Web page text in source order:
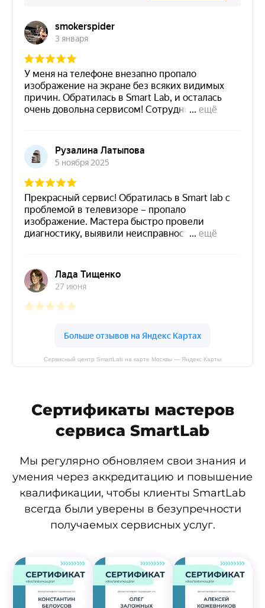
Сервисный центр SmartLab на карте Москвы — Яндекс Карты
Сертификаты мастеров
сервиса SmartLab
Мы регулярно обновляем свои знания и
умения через аккредитацию и повышение
квалификации, чтобы клиенты SmartLab
всегда были уверены в безупречности
получаемых сервисных услуг.